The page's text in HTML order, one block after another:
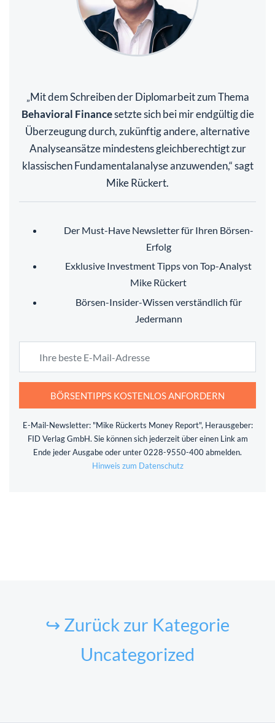
Mit dem Schreiben der Diplomarbeit zum Thema
Behavioral Financesetzte sich bei mir endgültig die
Überzeugung durch, zukünftig andere, alternative
Analyseansätze mindestens gleichberechtigt zur
klassischen Fundamentalanalyse anzuwenden,“ sagt
Mike Rückert.
Der Must-Have Newsletter für Ihren Börsen-
Erfolg
Exklusive Investment Tipps von Top-Analyst
Mike Rückert
Börsen-Insider-Wissen verständlich für
Jedermann
BÖRSENTIPPS KOSTENLOS ANFORDERN
E-Mail-Newsletter: "Mike Rückerts Money Report", Herausgeber:
FID Verlag GmbH. Sie können sich jederzeit über einen Link am
Ende jeder Ausgabe oder unter 0228-9550-400 abmelden.
Hinweis zum Datenschutz
↪ Zurück zur Kategorie
Uncategorized